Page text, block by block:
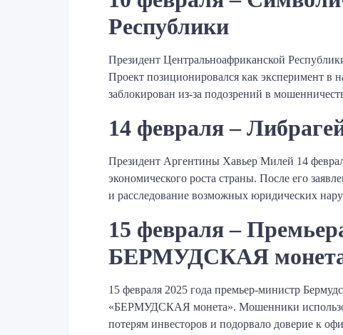
Республики
Президент Центральноафриканской
Проект позиционировался как эксперимент в
заблокирован из-за подозрений в
14 февраля –
Президент Аргентины Хавьер Милей 14
экономического роста страны. После его
и расследование возможных юридических
15 февраля –
БЕРМУДСКАЯ
15 февраля 2025 года премьер-министр
«БЕРМУДСКАЯ монета». Мошенники
потерям инвесторов и подорвало доверие к